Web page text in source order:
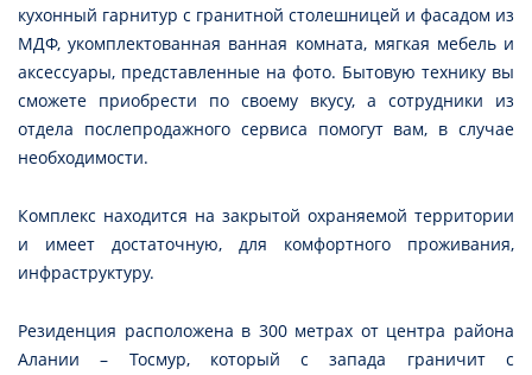
кухонный гарнитур с гранитной столешницей и фасадом из
МДФ, укомплектованная ванная комната, мягкая мебель и
аксессуары, представленные на фото. Бытовую технику вы
сможете приобрести по своему вкусу, а сотрудники из
отдела послепродажного сервиса помогут вам, в случае
необходимости.
Комплекс находится на закрытой охраняемой территории
и имеет достаточную, для комфортного проживания,
инфраструктуру.
Резиденция расположена в 300 метрах от центра района
Алании – Тосмур, который с запада граничит с